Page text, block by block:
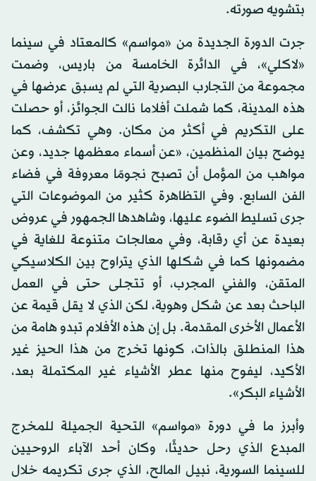
بتشويه صورته.
جرت الدورة الجديدة من «مواسم» كالمعتاد في سينما
«لاكلي»، في الدائرة الخامسة من باريس، وضمت
مجموعة من التجارب البصرية التي لم يسبق عرضها في
هذه المدينة، كما شملت أفلاما نالت الجوائز، أو حصلت
على التكريم في أكثر من مكان. وهي تكشف، كما
يوضح بيان المنظمين، «عن أسماء معظمها جديد، وعن
مواهب من المؤمل أن تصبح نجومًا معروفة في فضاء
الفن السابع. وفي التظاهرة كثير من الموضوعات التي
جرى تسليط الضوء عليها، وشاهدها الجمهور في عروض
بعيدة عن أي رقابة، وفي معالجات متنوعة للغاية في
مضمونها كما في شكلها الذي يتراوح بين الكلاسيكي
المتقن، والفني المجرب، أو تتجلى حتى في العمل
الباحث بعد عن شكل وهوية، لكن الذي لا يقل قيمة عن
الأعمال الأخرى المقدمة. بل إن هذه الأفلام تبدو هامة من
هذا المنطلق بالذات، كونها تخرج من هذا الحيز غير
الأكيد، ليفوح منها عطر الأشياء غير المكتملة بعد،
الأشياء البكر».
وأبرز ما في دورة «مواسم» التحية الجميلة للمخرج
المبدع الذي رحل حديثًا، وكان أحد الآباء الروحيين
للسينما السورية، نبيل المالح، الذي جرى تكريمه خلال